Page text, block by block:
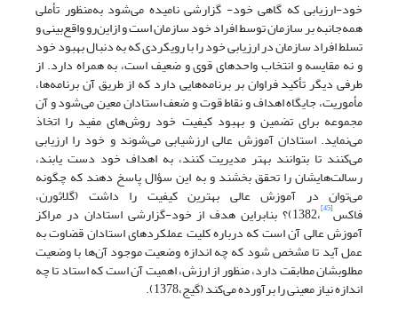
خود-ارزیابی که گاهی خود- گزارشی نامیده می‌شود به‌منظور تأملی
همه‌جانبه بر سازمان توسط افراد خود سازمان است و ازاین‌رو واقع‌بینی و
تسلط افراد سازمان در ارزیابی خود را با رویکردی که به دنبال بهبود خود
و نه مقایسه و انتخاب واحدهای قوی و ضعیف است، به همراه دارد. از
طرفی دیگر تأکید فراوان بر برنامه‌هایی دارد که از طریق آن برنامه‌ها،
مأموریت، جایگاه اهداف و نقاط قوت و ضعف استادان معین می‌شود و آن
مجموعه برای تضمین و بهبود کیفیت خود روش‌های مفید را اتخاذ
می‌نماید. استادان آموزش عالی ارزشیابی می‌شوند و خود را ارزیابی
می‌کنند تا بتوانند بهتر مدیریت کنند، به اهداف خود دست یابند،
رسالت‌هایشان را تحقق بخشند و به این سؤال پاسخ دهند که چگونه
می‌توان در آموزش عالی بهترین کیفیت را داشت (گلاثورن،
فاکس[45] ،1382)؟ بنابراین هدف از خود-گزارشی استادان در مراکز
آموزش عالی آن است که درباره کلیت عملکردهای استادان قضاوت به
عمل آید تا مشخص شود که چه اندازه وضعیت موجود آن‌ها با وضعیت
مطلوبشان مطابقت دارد، منظور از ارزش، اهمیت آن است که استاد تا چه
اندازه نیاز معینی را برآورده می‌کند (گیج،1378).